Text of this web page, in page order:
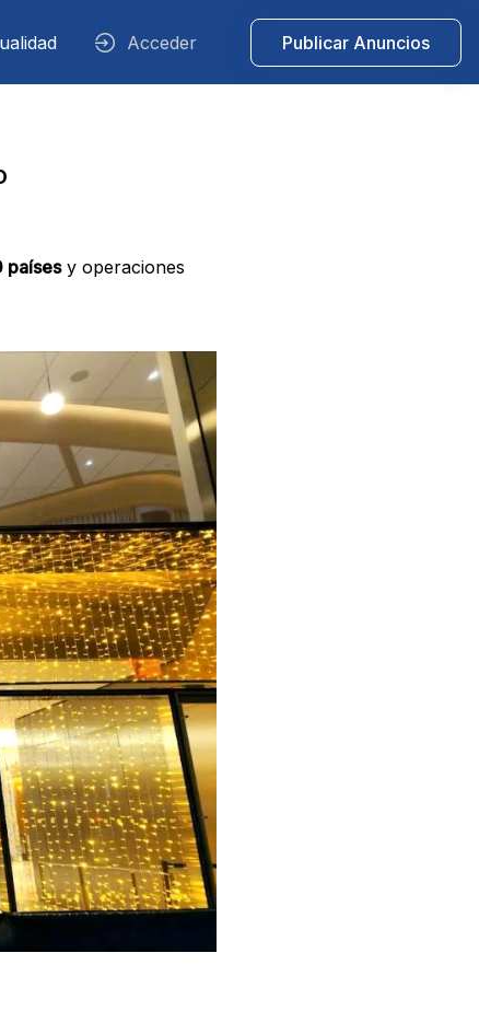
Acceder Publicar Anuncios
paísesy operaciones